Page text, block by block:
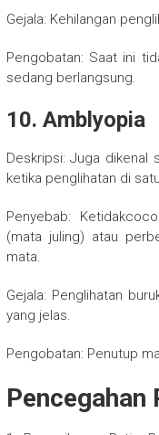
Gejala: Kehilangan
Pengobatan: Saat ini
sedang berlangsung.
10. Amblyopia
Deskripsi: Juga dikenal
ketika penglihatan di
Penyebab:
(mata juling) atau
mata.
Gejala: Penglihatan
yang jelas.
Pengobatan: Penutup
Pencegahan